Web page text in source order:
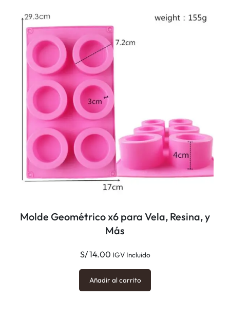
Molde Geométrico x6 para Vela, Resina, y
Más
S/14.00 IGV Incluido
Añadir al carrito